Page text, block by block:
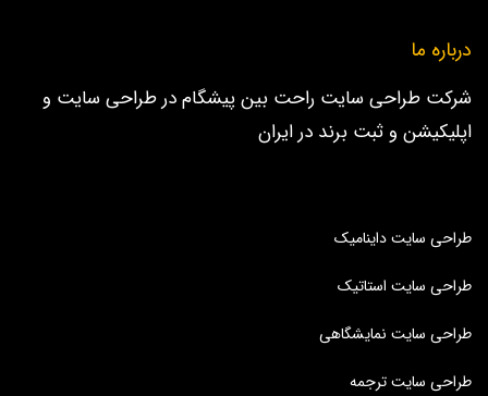
درباره ما
شرکت طراحی سایت راحت بین پیشگام در طراحی سایت و
اپلیکیشن و ثبت برند در ایران
طراحی سایت داینامیک
طراحی سایت استاتیک
طراحی سایت نمایشگاهی
طراحی سایت ترجمه